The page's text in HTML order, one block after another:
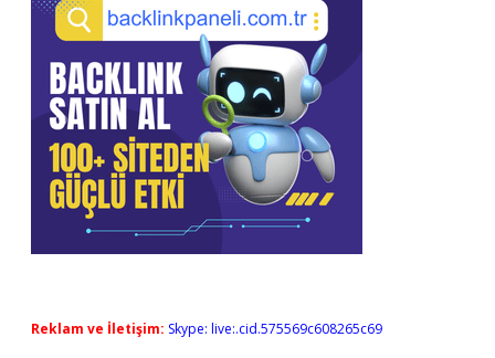
Reklam ve İletişim: Skype: live:.cid.575569c608265c69